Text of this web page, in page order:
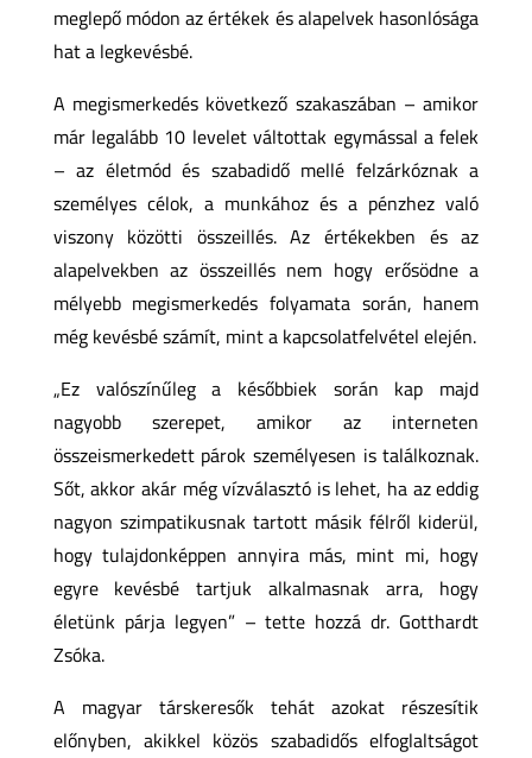
meglepő módon az értékek és alapelvek hasonlósága
hat a legkevésbé.
A megismerkedés következő szakaszában – amikor
már legalább 10 levelet váltottak egymással a felek
– az életmód és szabadidő mellé felzárkóznak a
személyes célok, a munkához és a pénzhez való
viszony közötti összeillés. Az értékekben és az
alapelvekben az összeillés nem hogy erősödne a
mélyebb megismerkedés folyamata során, hanem
még kevésbé számít, mint a kapcsolatfelvétel elején.
„Ez valószínűleg a későbbiek során kap majd
nagyobb szerepet, amikor az interneten
összeismerkedett párok személyesen is találkoznak.
Sőt, akkor akár még vízválasztó is lehet, ha az eddig
nagyon szimpatikusnak tartott másik félről kiderül,
hogy tulajdonképpen annyira más, mint mi, hogy
egyre kevésbé tartjuk alkalmasnak arra, hogy
életünk párja legyen” – tette hozzá dr. Gotthardt
Zsóka.
A magyar társkeresők tehát azokat részesítik
előnyben, akikkel közös szabadidős elfoglaltságot